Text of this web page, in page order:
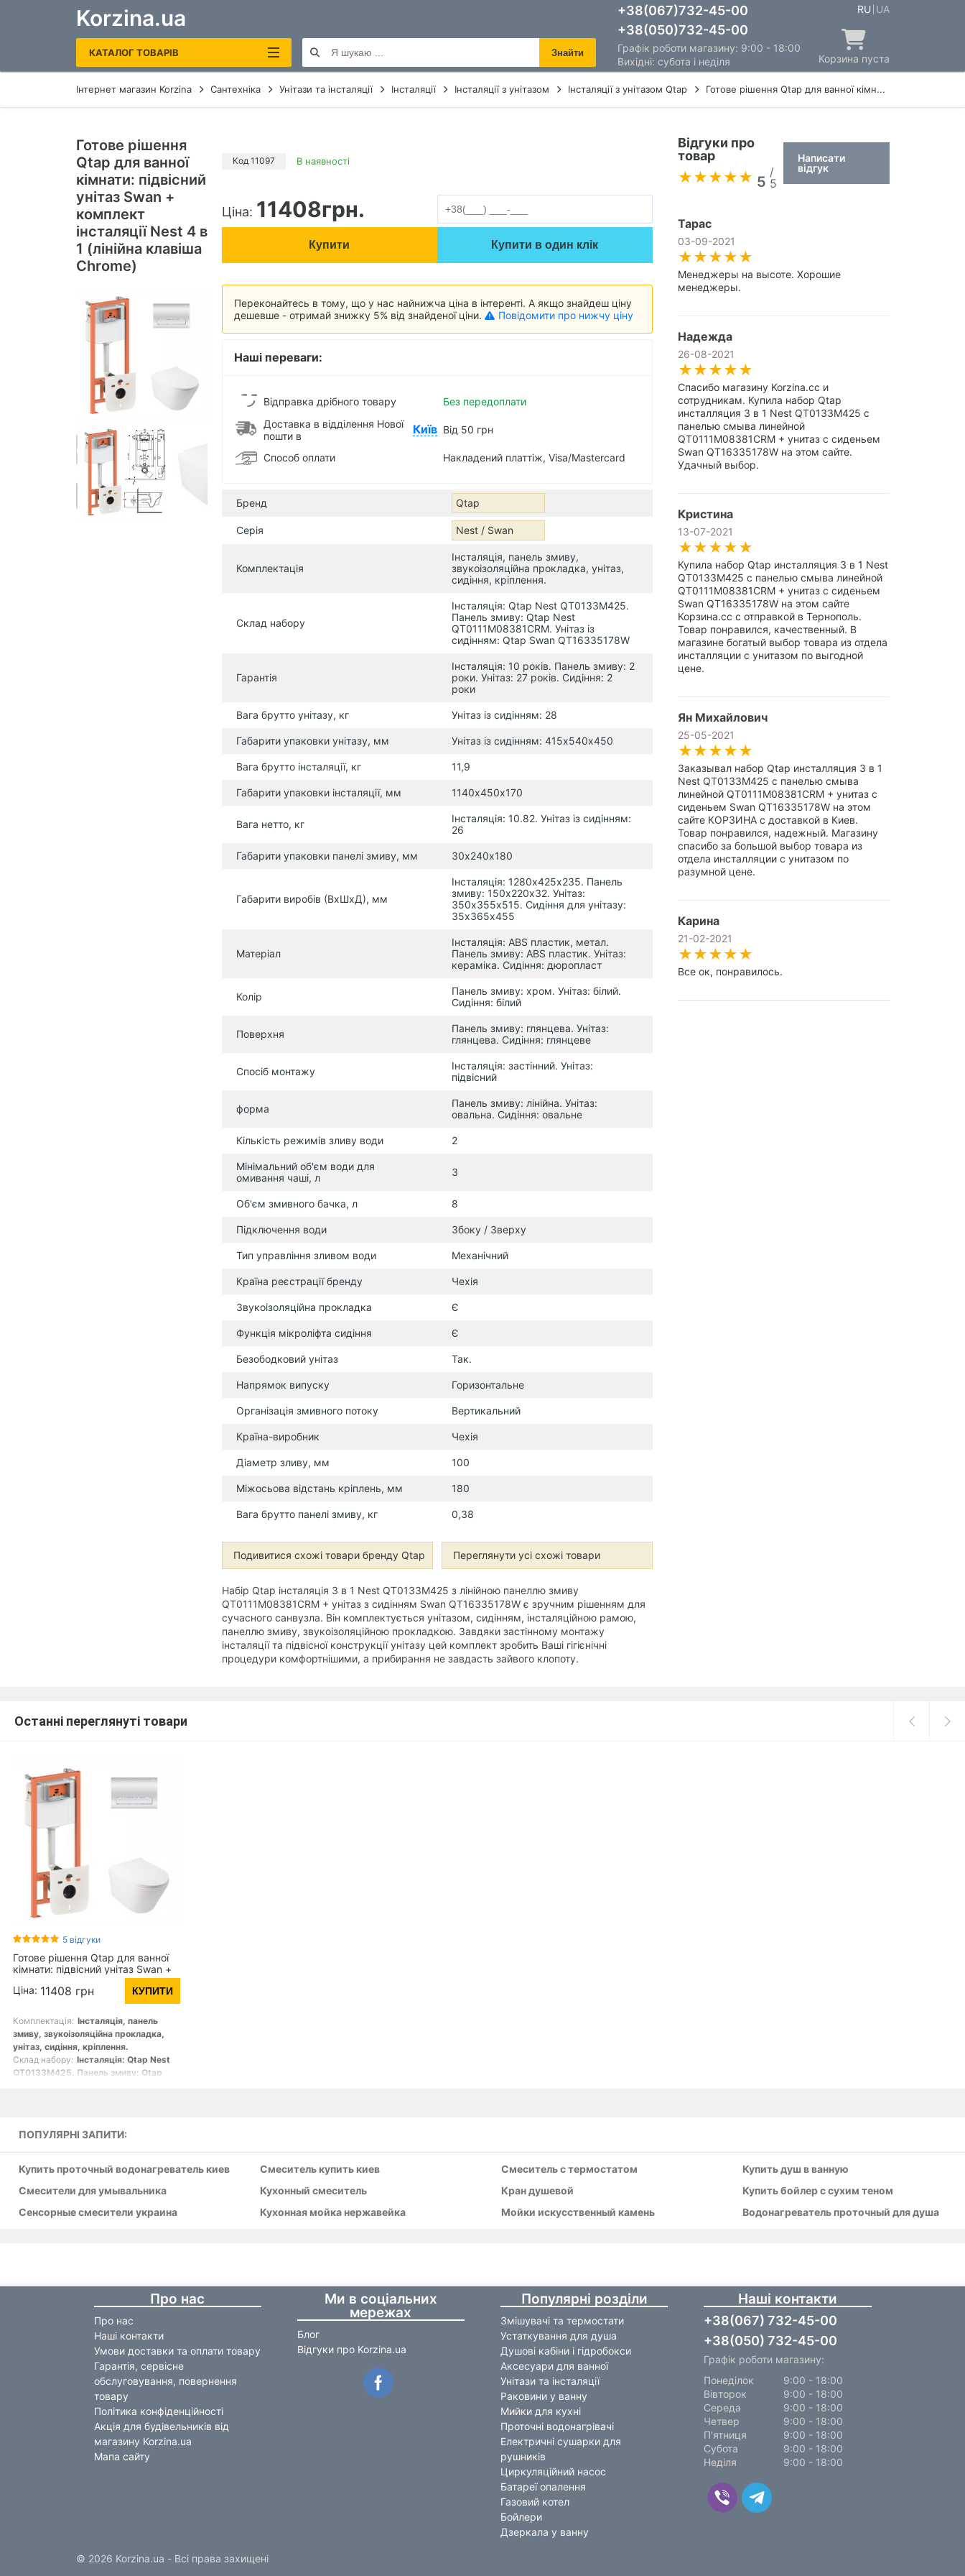
САНТЕХНІКА
РУШНИКОСУШКИ ЕЛЕКТРИЧНІ
КОТЛИ ГАЗОВІ
ЕЛЕКТРОКОТЛИ
БОЙЛЕРИ
ДЗЕРКАЛА В ВАННУ
Korzina.ua
КАТАЛОГ ТОВАРІВ Знайти
+38(067)732-45-00
+38(050)732-45-00
Графік роботи магазину: 9:00 - 18:00
Вихідні: субота і неділя
RU UA
Корзина пуста
Інтернет магазин Korzina Сантехніка Унітази та інсталяції Інсталяції Інсталяції з унітазом Інсталяції з унітазом Qtap Готове рішення Qtap для ванної кімн...
Готове рішення
Qtap для ванної
кімнати: підвісний
унітаз Swan +
комплект
інсталяції Nest 4 в
1 (лінійна клавіша
Chrome)
Код 11097 В наявності
Ціна: 11408грн.
Купити Купити в один клік
Переконайтесь в тому, що у нас найнижча ціна в інтеренті. А якщо знайдеш ціну
дешевше - отримай знижку 5% від знайденої ціни.
Повідомити про нижчу ціну
Наші переваги:
Відправка дрібного товару
Без передоплати
Доставка в відділення Нової
пошти в
Київ Від 50 грн
Способ оплати Накладений платтіж, Visa/Mastercard
Бренд Qtap
Серія Nest / Swan
Комплектація
Інсталяція, панель змиву,
звукоізоляційна прокладка, унітаз,
сидіння, кріплення.
Склад набору
Інсталяція: Qtap Nest QT0133M425.
Панель змиву: Qtap Nest
QT0111M08381CRM. Унітаз із
сидінням: Qtap Swan QT16335178W
Гарантія
Інсталяція: 10 років. Панель змиву: 2
роки. Унітаз: 27 років. Сидіння: 2
роки
Вага брутто унітазу, кг Унітаз із сидінням: 28
Габарити упаковки унітазу, мм Унітаз із сидінням: 415х540х450
Вага брутто інсталяції, кг 11,9
Габарити упаковки інсталяції, мм 1140х450х170
Вага нетто, кг
Інсталяція: 10.82. Унітаз із сидінням:
26
Габарити упаковки панелі змиву, мм 30х240х180
Габарити виробів (ВхШхД), мм
Інсталяція: 1280х425х235. Панель
змиву: 150х220х32. Унітаз:
350х355х515. Сидіння для унітазу:
35х365х455
Матеріал
Інсталяція: ABS пластик, метал.
Панель змиву: ABS пластик. Унітаз:
кераміка. Сидіння: дюропласт
Колір
Панель змиву: хром. Унітаз: білий.
Сидіння: білий
Поверхня
Панель змиву: глянцева. Унітаз:
глянцева. Сидіння: глянцеве
Спосіб монтажу
Інсталяція: застінний. Унітаз:
підвісний
форма
Панель змиву: лінійна. Унітаз:
овальна. Сидіння: овальне
Кількість режимів зливу води 2
Мінімальний об'єм води для
омивання чаші, л
3
Об'єм змивного бачка, л 8
Підключення води Збоку / Зверху
Тип управління зливом води Механічний
Країна реєстрації бренду Чехія
Звукоізоляційна прокладка Є
Функція мікроліфта сидіння Є
Безободковий унітаз Так.
Напрямок випуску Горизонтальне
Організація змивного потоку Вертикальний
Країна-виробник Чехія
Діаметр зливу, мм 100
Міжосьова відстань кріплень, мм 180
Вага брутто панелі змиву, кг 0,38
Подивитися схожі товари бренду Qtap Переглянути усі схожі товари
Набір Qtap інсталяція 3 в 1 Nest QT0133M425 з лінійною панеллю змиву
QT0111M08381CRM + унітаз з сидінням Swan QT16335178W є зручним рішенням для
сучасного санвузла. Він комплектується унітазом, сидінням, інсталяційною рамою,
панеллю змиву, звукоізоляційною прокладкою. Завдяки застінному монтажу
інсталяції та підвісної конструкції унітазу цей комплект зробить Ваші гігієнічні
процедури комфортнішими, а прибирання не завдасть зайвого клопоту.
Відгуки про
товар
5
/
5
Написати
відгук
Тарас
03-09-2021
Менеджеры на высоте. Хорошие
менеджеры.
Надежда
26-08-2021
Спасибо магазину Korzina.cc и
сотрудникам. Купила набор Qtap
инсталляция 3 в 1 Nest QT0133M425 с
панелью смыва линейной
QT0111M08381CRM + унитаз с сиденьем
Swan QT16335178W на этом сайте.
Удачный выбор.
Кристина
13-07-2021
Купила набор Qtap инсталляция 3 в 1 Nest
QT0133M425 с панелью смыва линейной
QT0111M08381CRM + унитаз с сиденьем
Swan QT16335178W на этом сайте
Корзина.сс с отправкой в Тернополь.
Товар понравился, качественный. В
магазине богатый выбор товара из отдела
инсталляции с унитазом по выгодной
цене.
Ян Михайлович
25-05-2021
Заказывал набор Qtap инсталляция 3 в 1
Nest QT0133M425 с панелью смыва
линейной QT0111M08381CRM + унитаз с
сиденьем Swan QT16335178W на этом
сайте КОРЗИНА с доставкой в Киев.
Товар понравился, надежный. Магазину
спасибо за большой выбор товара из
отдела инсталляции с унитазом по
разумной цене.
Карина
21-02-2021
Все ок, понравилось.
Останні переглянуті товари
5 відгуки
Готове рішення Qtap для ванної
кімнати: підвісний унітаз Swan +
комплект інсталяції Nest 4 в 1
(лінійна клавіша Chrome)
Ціна: 11408 грн КУПИТИ
Комплектація: Інсталяція, панель
змиву, звукоізоляційна прокладка,
унітаз, сидіння, кріплення.
Склад набору: Інсталяція: Qtap Nest
QT0133M425. Панель змиву: Qtap
Сидіння: 2 роки
Вага брутто унітазу, кг: Унітаз із
сидінням: 28
Габарити упаковки унітазу, мм: Унітаз
із сидінням: 415х540х450
ПОПУЛЯРНІ ЗАПИТИ:
Купить проточный водонагреватель киев Смеситель купить киев Смеситель с термостатом
Купить душ в ванную
Смесители для умывальника
Кухонный смеситель Кран душевой
Купить бойлер с сухим теном
Сенсорные смесители украина
Кухонная мойка нержавейка Мойки искусственный камень Водонагреватель проточный для душа
Про нас
Про нас
Наші контакти
Умови доставки та оплати товару
Гарантія, сервісне
обслуговування, повернення
товару
Політика конфіденційності
Акція для будівельників від
магазину Korzina.ua
Мапа сайту
Ми в соціальних
мережах
Блог
Відгуки про Korzina.ua
Популярні розділи
Змішувачі та термостати
Устаткування для душа
Душові кабіни і гідробокси
Аксесуари для ванної
Унітази та інсталяції
Раковини у ванну
Мийки для кухні
Проточні водонагрівачі
Електричні сушарки для
рушників
Циркуляційний насос
Батареї опалення
Газовий котел
Бойлери
Дзеркала у ванну
Наші контакти
+38(067) 732-45-00
+38(050) 732-45-00
Графік роботи магазину:
Понеділок
9:00 - 18:00
Вівторок
9:00 - 18:00
Середа
9:00 - 18:00
Четвер
9:00 - 18:00
П'ятниця
9:00 - 18:00
Субота
9:00 - 18:00
Неділя
9:00 - 18:00
© 2026 Korzina.ua - Всі права захищені